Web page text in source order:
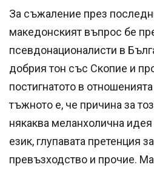
За съжаление през
македонският въпрос бе
псевдонационалисти в
добрия тон със Скопие и
постигнатото в
тъжното е, че причина за
някаква меланхолична
език, глупавата претенция
превъзходство и прочие.